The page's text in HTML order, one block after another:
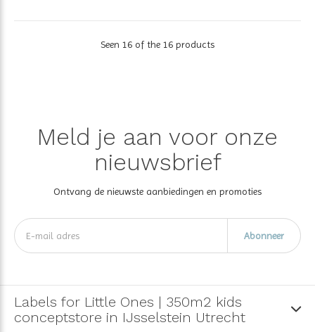
Seen 16 of the 16 products
Meld je aan voor onze
nieuwsbrief
Ontvang de nieuwste aanbiedingen en promoties
Abonneer
Labels for Little Ones | 350m2 kids
conceptstore in IJsselstein Utrecht